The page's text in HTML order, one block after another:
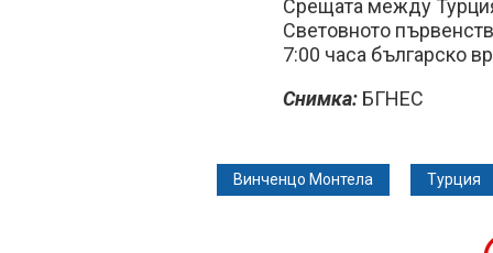
Срещата между
Световното
7:00 часа българско
Снимка: БГНЕС
Винченцо Монтела Турция